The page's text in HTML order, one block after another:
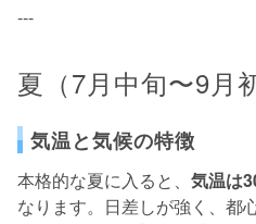
---
夏（7月中旬〜9月
気温と気候の特徴
本格的な夏に入ると、 気温は
なります。日差しが強く、都